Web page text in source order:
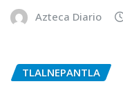
Azteca Diario
TLALNEPANTLA